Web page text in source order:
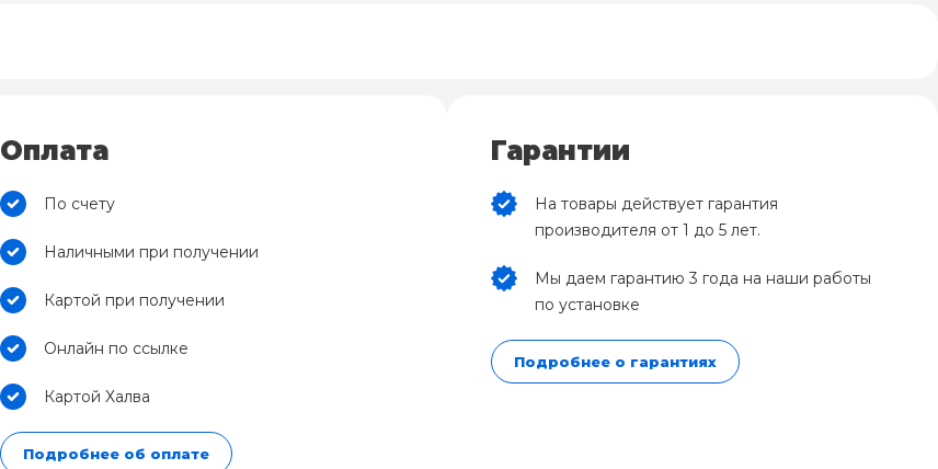
Оплата
По счету
Наличными при получении
Картой при получении
Онлайн по ссылке
Картой Халва
Подробнее об оплате
Гарантии
На товары действует гарантия
производителя от 1 до 5 лет.
Мы даем гарантию 3 года на наши работы
по установке
Подробнее о гарантиях